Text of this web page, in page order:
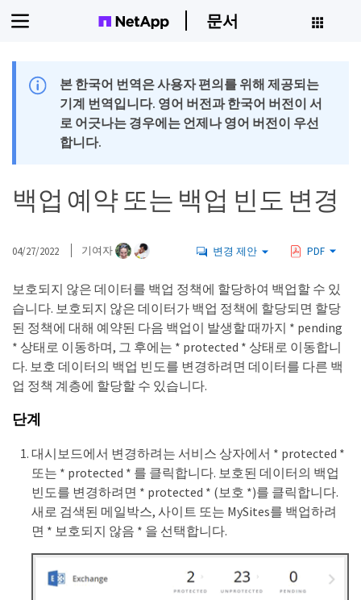
문서
본 한국어 번역은 사용자 편의를 위해 제공되는
기계 번역입니다. 영어 버전과 한국어 버전이 서
로 어긋나는 경우에는 언제나 영어 버전이 우선
합니다.
백업 예약 또는 백업 빈도 변경
04/27/2022 기여자 변경 제안 PDF
보호되지 않은 데이터를 백업 정책에 할당하여 백업할 수 있
습니다. 보호되지 않은 데이터가 백업 정책에 할당되면 할당
된 정책에 대해 예약된 다음 백업이 발생할 때까지 * pending
* 상태로 이동하며, 그 후에는 * protected * 상태로 이동합니
다. 보호 데이터의 백업 빈도를 변경하려면 데이터를 다른 백
업 정책 계층에 할당할 수 있습니다.
단계
대시보드에서 변경하려는 서비스 상자에서 * protected *
또는 * protected * 를 클릭합니다. 보호된 데이터의 백업
빈도를 변경하려면 * protected * (보호 *)를 클릭합니다.
새로 검색된 메일박스, 사이트 또는 MySites를 백업하려
면 * 보호되지 않음 * 을 선택합니다.